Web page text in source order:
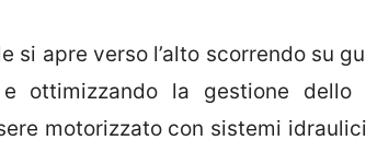
si apre verso l’alto scorrendo su
ottimizzando la gestione dello
motorizzato con sistemi